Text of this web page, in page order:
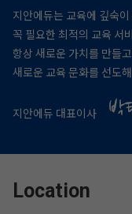
지안에듀는 교육에 깊숙
꼭 필요한 최적의 교육 서
항상 새로운 가치를 만들
새로운 교육 문화를 선도
지안에듀 대표이사
Location